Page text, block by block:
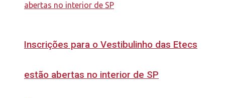
Inscrições para o Vestibulinho das Etecs
estão abertas no interior de SP